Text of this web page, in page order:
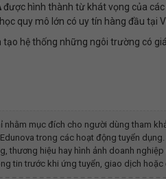
được hình thành từ khát vọng của
quy mô lớn có uy tín hàng đầu tại
hệ thống những ngôi trường có
nhằm mục đích cho người dùng tham
trong các hoạt động tuyển
thương hiệu hay hình ảnh doanh
tin trước khi ứng tuyển, giao dịch